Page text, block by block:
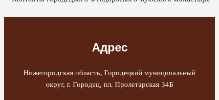
Адрес
Нижегородская область, Городецкий муниципальный
округ, г. Городец, пл. Пролетарская 34Б